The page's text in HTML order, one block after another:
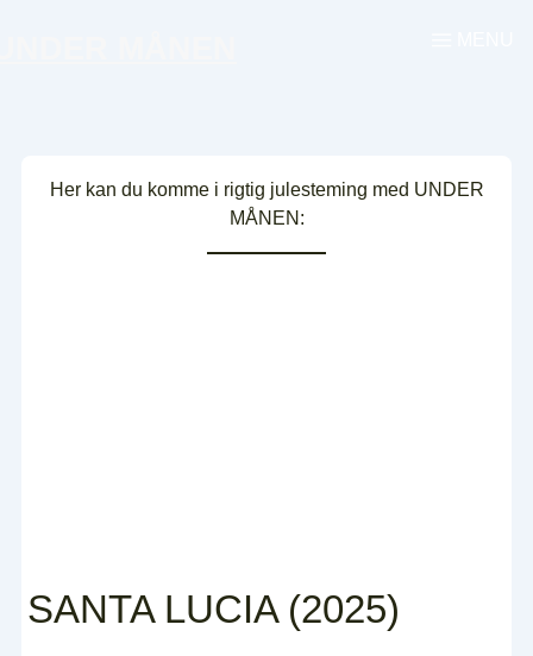
Her kan du komme i rigtig julesteming med UNDER
MÅNEN:
SANTA LUCIA (2025)